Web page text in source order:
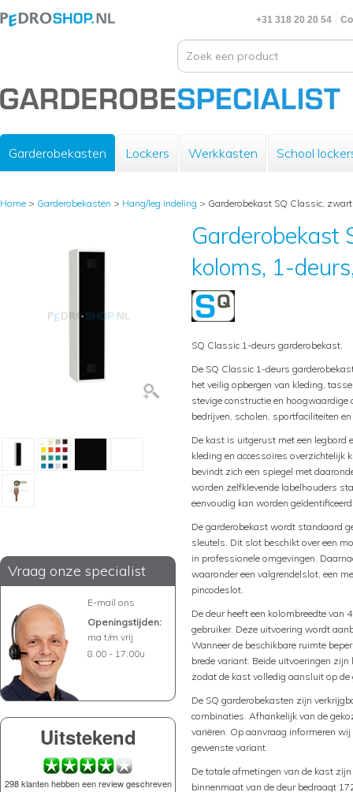
+31 318 20 20 54
Garderobekasten Lockers Werkkasten School
Home > Garderobekasten > Hang/leg indeling > Garderobekast SQ Classic,
Vraag onze specialist
E-mail ons
Openingstijden:
ma t/m vrij
8.00 - 17.00u
Uitstekend
298 klanten hebben een review geschreven
Garderobekast
koloms, 1-
SQ Classic 1-deurs garderobekast.
De SQ Classic 1-deurs
het veilig opbergen van kleding,
stevige constructie en
bedrijven, scholen, sportfaciliteiten
De kast is uitgerust met een legbord
kleding en accessoires overzichtelijk
bevindt zich een spiegel met
worden zelfklevende labelhouders
eenvoudig kan worden
De garderobekast wordt standaard
sleutels. Dit slot beschikt over een
in professionele omgevingen.
waaronder een valgrendelslot, een
pincodeslot.
De deur heeft een kolombreedte van
gebruiker. Deze uitvoering wordt
Wanneer de beschikbare ruimte
brede variant. Beide uitvoeringen
zodat de kast volledig aansluit op
De SQ garderobekasten zijn
combinaties. Afhankelijk van de
variëren. Op aanvraag informeren
gewenste variant.
De totale afmetingen van de kast
binnenmaat van de deur bedraagt